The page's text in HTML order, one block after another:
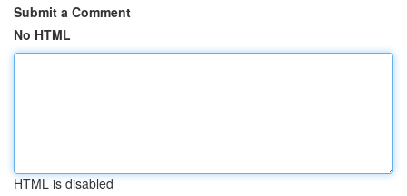
Submit a Comment
No HTML
HTML is disabled